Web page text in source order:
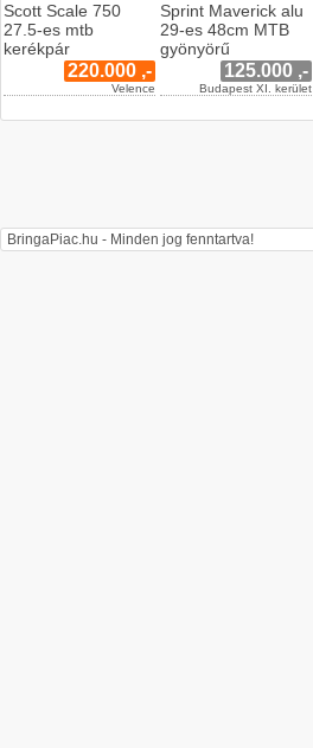
Scott Scale 750
27.5-es mtb
kerékpár
220.000 ,-
Velence
Sprint Maverick alu
29-es 48cm MTB
gyönyörű
125.000 ,-
Budapest XI. kerület
BringaPiac.hu - Minden jog fenntartva!